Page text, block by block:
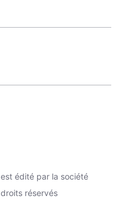
édité par la société
réservés